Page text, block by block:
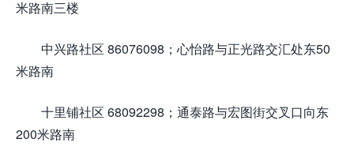
米路南三楼
中兴路社区 86076098；心怡路与正光路交汇处东50
米路南
十里铺社区 68092298；通泰路与宏图街交叉口向东
200米路南